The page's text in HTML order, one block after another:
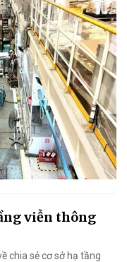
viễn thông
chia sẻ cơ sở hạ tầng